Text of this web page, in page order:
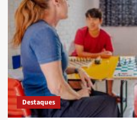
Destaques